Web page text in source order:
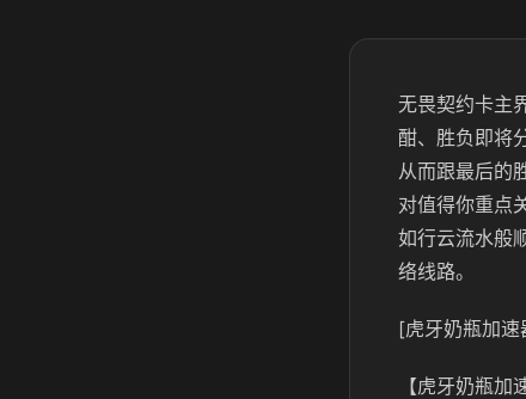
无畏契约卡主
酣、胜负即将
从而跟最后的
对值得你重点
如行云流水般
络线路。
[虎牙奶瓶加速
【虎牙奶瓶